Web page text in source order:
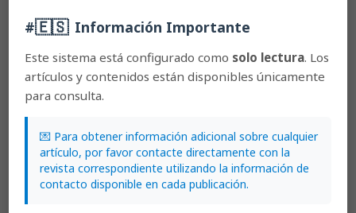
LANKESTERIANA, the author(s) hereby assign all rights in the article
Carlos Ossenbach, Franco Pupulin, Rudolf Jenny,Orchid
itineraries of Augustus R. Endrés in Central America: a
biographic and geographic sketch, Lankesteriana:
International Journal on Orchidology: 2010:
#🇪🇸 Información Importante
Este sistema está configurado como solo lectura. Los
artículos y contenidos están disponibles únicamente
para consulta.
💌 Para obtener información adicional sobre cualquier
artículo, por favor contacte directamente con la
revista correspondiente utilizando la información de
contacto disponible en cada publicación.